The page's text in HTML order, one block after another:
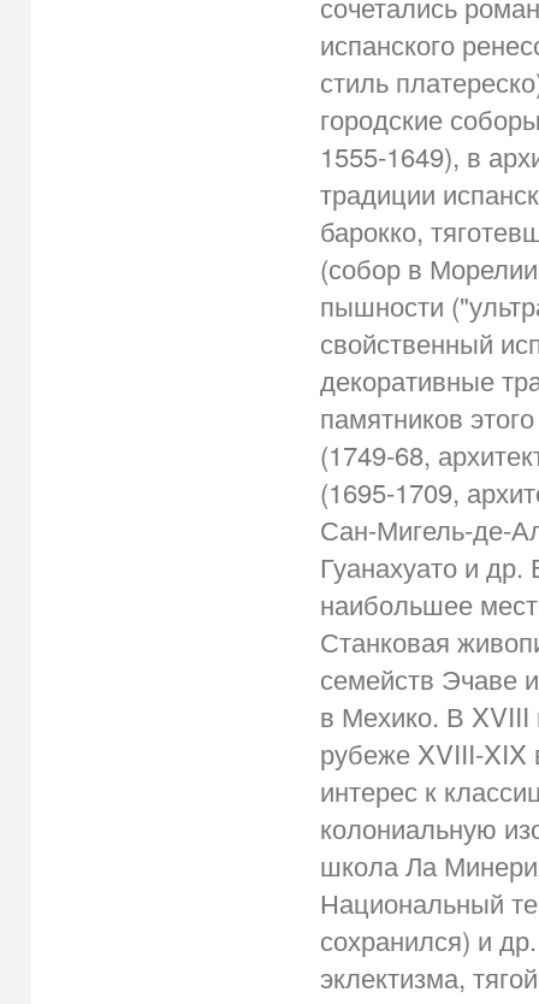
испанского
стиль
городские
1555-1649), в
традиции
барокко,
(собор в
пышности
свойственный
декоративные
памятников
(1749-68,
(1695-1709,
Сан-Мигель-де-
Гуанахуато и др.
наибольшее
Станковая
семейств Эчаве
в Мехико. В XVIII
рубеже XVIII-XIX
интерес к
колониальную
школа Ла
Национальный
сохранился) и
эклектизма,